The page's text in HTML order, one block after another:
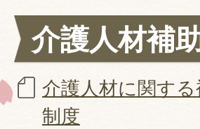
介護人材補
介護人材に関する
制度